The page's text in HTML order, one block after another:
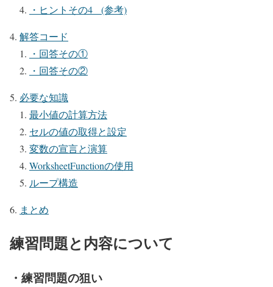
・ヒントその4 (参考)
解答コード
・回答その①
・回答その②
必要な知識
最小値の計算方法
セルの値の取得と設定
変数の宣言と演算
WorksheetFunctionの使用
ループ構造
まとめ
練習問題と内容について
・練習問題の狙い